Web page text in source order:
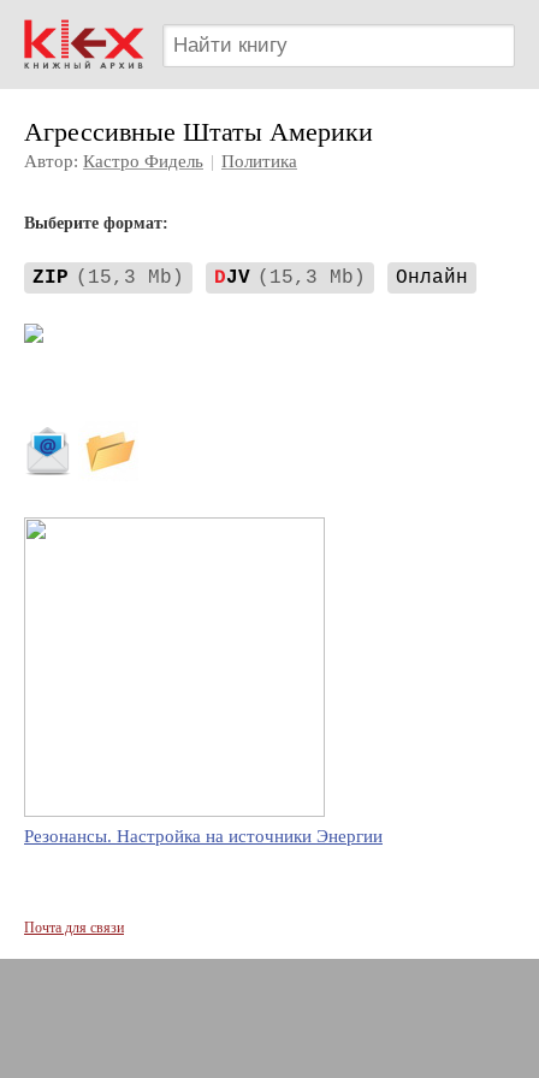
Агрессивные Штаты Америки
Автор: Кастро Фидель | Политика
Выберите формат:
ZIP (15,3 Mb) DJV (15,3 Mb) Онлайн
Резонансы. Настройка на источники Энергии
Почта для связи